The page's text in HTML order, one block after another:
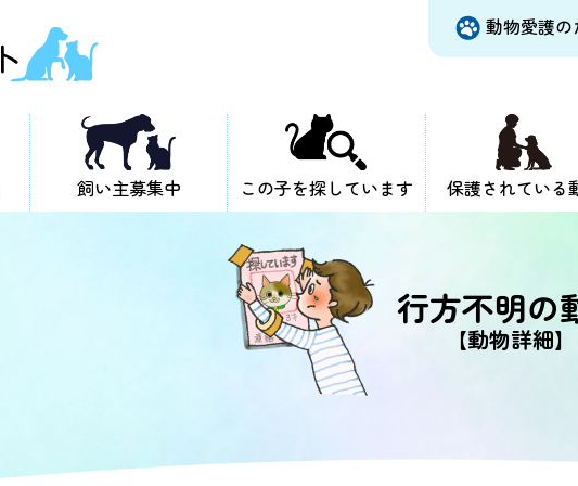
動物愛護の
飼い主募集中 この子を探しています 保護されている
行方不明の
【動物詳細】